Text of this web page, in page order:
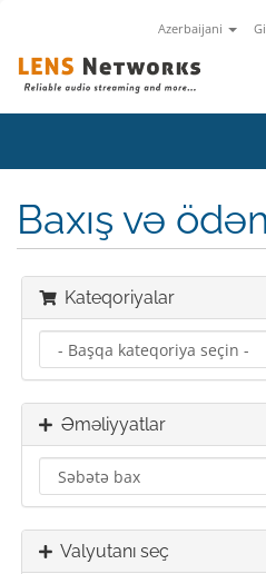
Azerbaijani
Baxış və
Kateqoriyalar
Əməliyyatlar
Valyutanı seç